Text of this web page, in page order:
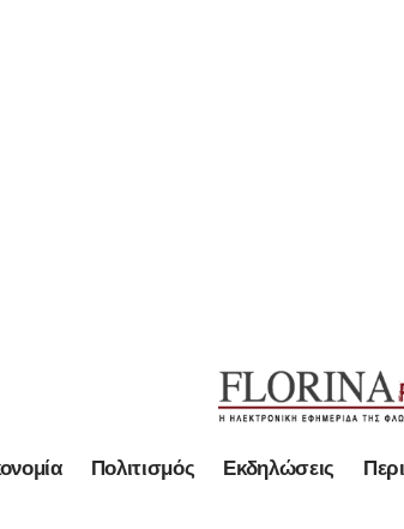
Πολιτισμός Εκδηλώσεις